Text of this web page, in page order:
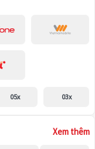
05x 03x
Xem thêm